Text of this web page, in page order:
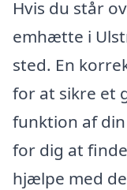
Hvis du står
emhætte i
sted. En
for at sikre et
funktion af
for dig at
hjælpe med